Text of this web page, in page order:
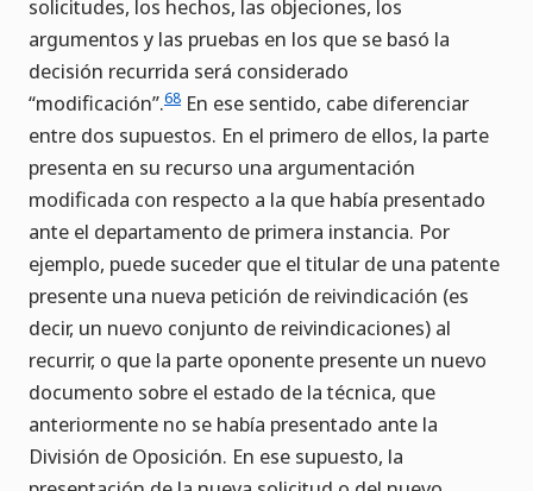
solicitudes, los hechos, las objeciones, los
argumentos y las pruebas en los que se basó la
decisión recurrida será considerado
“modificación”.68 En ese sentido, cabe diferenciar
entre dos supuestos. En el primero de ellos, la parte
presenta en su recurso una argumentación
modificada con respecto a la que había presentado
ante el departamento de primera instancia. Por
ejemplo, puede suceder que el titular de una patente
presente una nueva petición de reivindicación (es
decir, un nuevo conjunto de reivindicaciones) al
recurrir, o que la parte oponente presente un nuevo
documento sobre el estado de la técnica, que
anteriormente no se había presentado ante la
División de Oposición. En ese supuesto, la